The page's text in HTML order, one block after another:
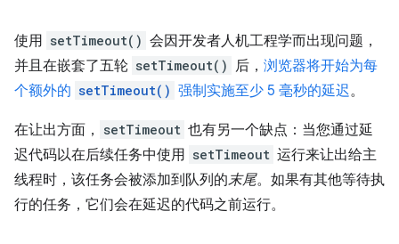
使用 setTimeout() 会因开发者人机工程学而出现问题，
并且在嵌套了五轮 setTimeout() 后， 浏览器将开始为每
个额外的 setTimeout() 强制实施至少 5 毫秒的延迟。
在让出方面， setTimeout 也有另一个缺点：当您通过延
迟代码以在后续任务中使用 setTimeout 运行来让出给主
线程时，该任务会被添加到队列的末尾。如果有其他等待执
行的任务，它们会在延迟的代码之前运行。